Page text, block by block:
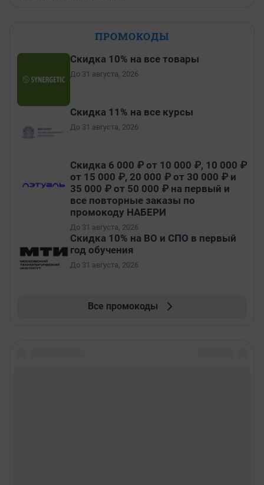
ПРОМОКОДЫ
Скидка 10% на все товары
До 31 августа, 2026
Скидка 11% на все курсы
До 31 августа, 2026
Скидка 6 000 ₽ от 10 000 ₽, 10 000 ₽
от 15 000 ₽, 20 000 ₽ от 30 000 ₽ и
35 000 ₽ от 50 000 ₽ на первый и
все повторные заказы по
промокоду НАБЕРИ
До 31 августа, 2026
Скидка 10% на ВО и СПО в первый
год обучения
До 31 августа, 2026
Все промокоды